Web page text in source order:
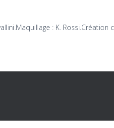
: K. Rossi.Création